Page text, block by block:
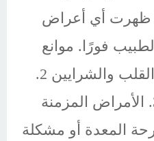
ظهرت أي أعراض
فورًا. موانع
الإستخدام: 1. مرضى القلب والشرايين 2.
مرضى الكبد والكلى 3. الأمراض المزمنة
والضغظ 4. قرحة المعدة أو مشكلة